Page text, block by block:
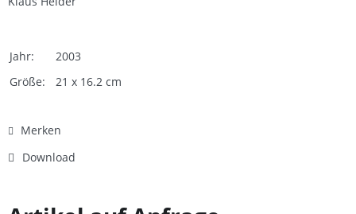
Jahr:
2003
Größe:
21 x 16.2 cm
Merken
Download